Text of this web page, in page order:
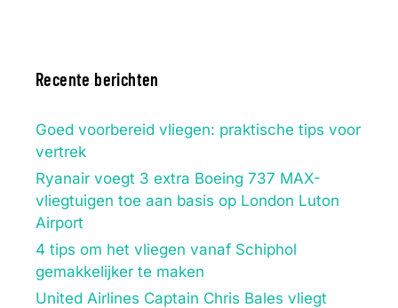
Recente berichten
Goed voorbereid vliegen: praktische tips voor
vertrek
Ryanair voegt 3 extra Boeing 737 MAX-
vliegtuigen toe aan basis op London Luton
Airport
4 tips om het vliegen vanaf Schiphol
gemakkelijker te maken
United Airlines Captain Chris Bales vliegt